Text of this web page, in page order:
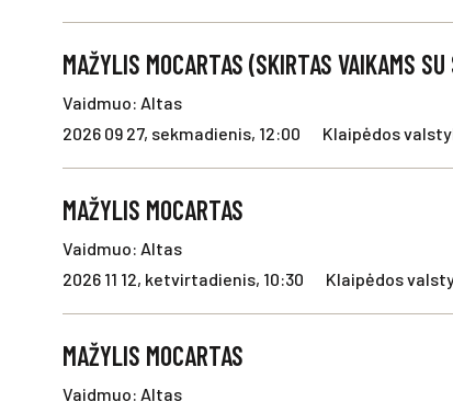
MAŽYLIS MOCARTAS (SKIRTAS VAIKAMS
Vaidmuo: Altas
2026 09 27, sekmadienis, 12:00
Klaipėdos
MAŽYLIS MOCARTAS
Vaidmuo: Altas
2026 11 12, ketvirtadienis, 10:30
Klaipėdos
MAŽYLIS MOCARTAS
Vaidmuo: Altas